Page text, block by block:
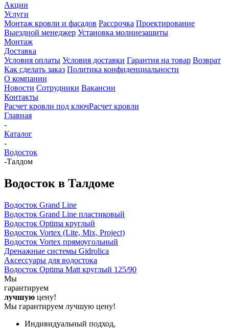
Акции
Услуги
Монтаж кровли и фасадов Рассрочка Проектирование
Выездной менеджер Установка молниезащиты
Монтаж
Доставка
Условия оплаты Условия доставки Гарантия на товар Возврат
Как сделать заказ Политика конфиденциальности
О компании
Новости Сотрудники Вакансии
Контакты
Расчет кровли под ключРасчет кровли
Главная
-
Каталог
-
Водосток
-Талдом
Водосток в Талдоме
Водосток Grand Line
Водосток Grand Line пластиковый
Водосток Optima круглый
Водосток Vortex (Lite, Mix, Project)
Водосток Vortex прямоугольный
Дренажные системы Gidrolica
Аксессуары для водостока
Водосток Optima Matt круглый 125/90
Мы
гарантируем
лучшую цену!
Мы гарантируем лучшую цену!
Индивидуальный подход,